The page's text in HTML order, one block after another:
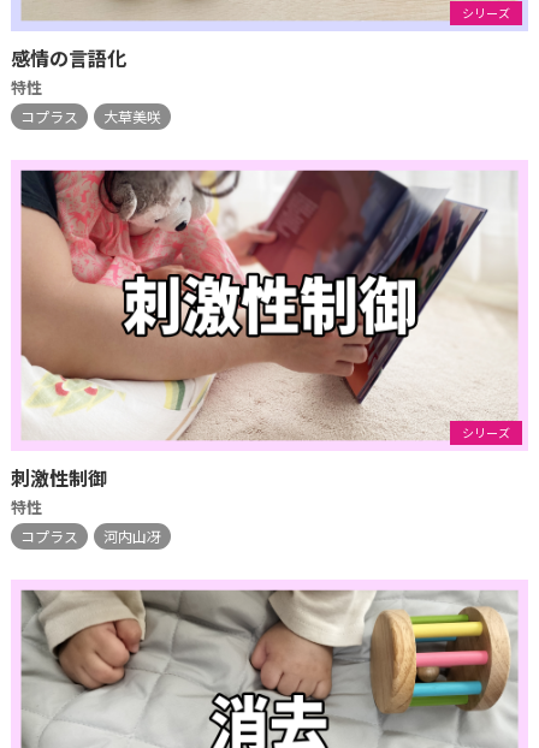
シリーズ
感情の言語化
特性
コプラス 大草美咲
シリーズ
刺激性制御
特性
コプラス 河内山冴